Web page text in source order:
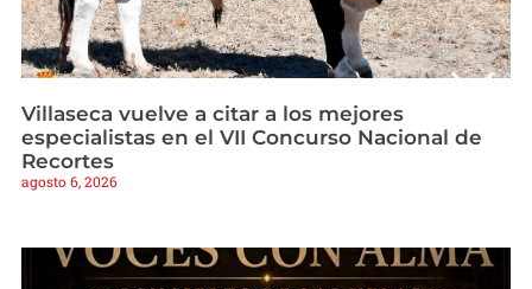
Villaseca vuelve a citar a los mejores
especialistas en el VII Concurso Nacional de
Recortes
agosto 6, 2026